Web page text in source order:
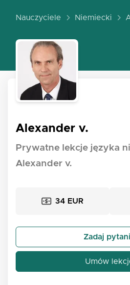
Nauczyciele Niemiecki
Alexander v.
Prywatne lekcje języka
Alexander v.
34 EUR
Zadaj
Umów